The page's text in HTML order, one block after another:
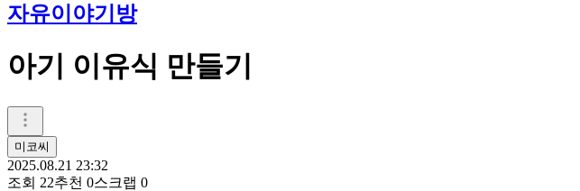
자유이야기방
아기 이유식 만들기
미코씨
2025.08.21 23:32
조회 22추천 0스크랩 0